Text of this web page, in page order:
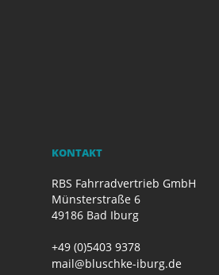
KONTAKT
RBS Fahrradvertrieb GmbH
Münsterstraße 6
49186 Bad Iburg
+49 (0)5403 9378
mail@bluschke-iburg.de